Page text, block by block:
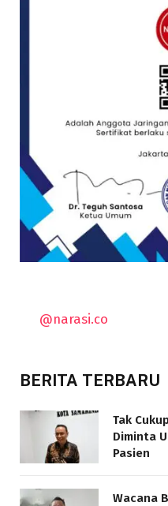
@narasi.co
BERITA TERBARU
Tak
Diminta
Pasien
Wacana